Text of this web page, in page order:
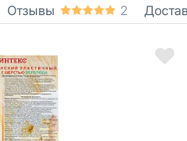
Отзывы 2